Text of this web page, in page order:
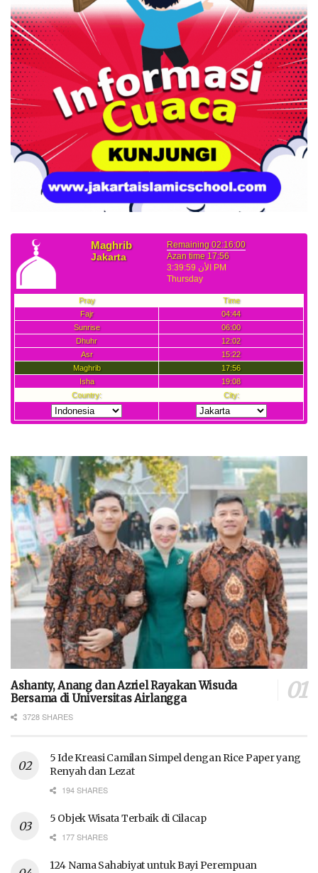
Ashanty, Anang dan Azriel Rayakan Wisuda
Bersama di Universitas Airlangga
3728 SHARES
5 Ide Kreasi Camilan Simpel dengan Rice Paper yang
Renyah dan Lezat
194 SHARES
5 Objek Wisata Terbaik di Cilacap
177 SHARES
124 Nama Sahabiyat untuk Bayi Perempuan